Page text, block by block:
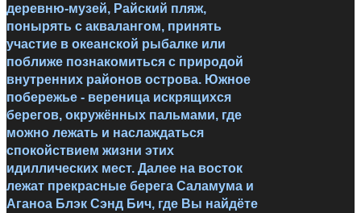
деревню-музей, Райский пляж,
понырять с аквалангом, принять
участие в океанской рыбалке или
поближе познакомиться с природой
внутренних районов острова. Южное
побережье - вереница искрящихся
берегов, окружённых пальмами, где
можно лежать и наслаждаться
спокойствием жизни этих
идиллических мест. Далее на восток
лежат прекрасные берега Саламума и
Аганоа Блэк Сэнд Бич, где Вы найдёте